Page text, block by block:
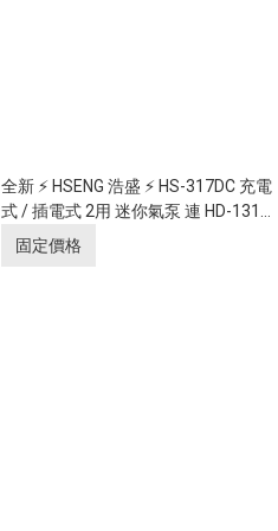
全新 ⚡ HSENG 浩盛 ⚡ HS-317DC 充電
式 / 插電式 2用 迷你氣泵 連 HD-131
噴筆 2段式可調氣壓 雙出氣帶自動停
固定價格